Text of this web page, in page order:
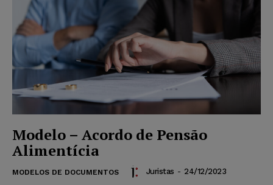
Modelo – Acordo de Pensão
Alimentícia
MODELOS DE DOCUMENTOS Juristas - 24/12/2023